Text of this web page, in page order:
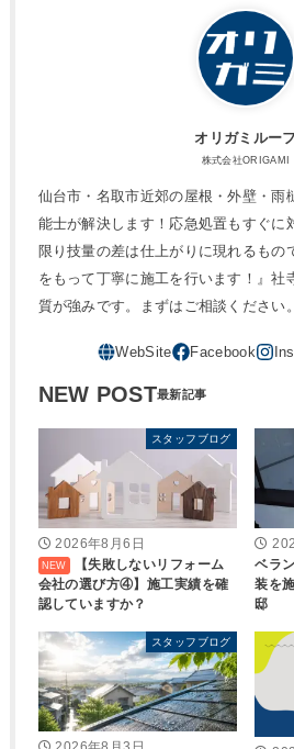
オリガミルーフ
株式会社ORIGAMI
仙台市・名取市近郊の屋根・外壁・雨
能士が解決します！応急処置もすぐに
限り技量の差は仕上がりに現れるもの
をもって丁寧に施工を行います！』社
質が強みです。まずはご相談ください。
NEW POST
スタッフブログ
2026年8月6日
【失敗しないリフォーム
会社の選び方④】施工実績を確
認していますか？
ベラ
装を
邸
スタッフブログ